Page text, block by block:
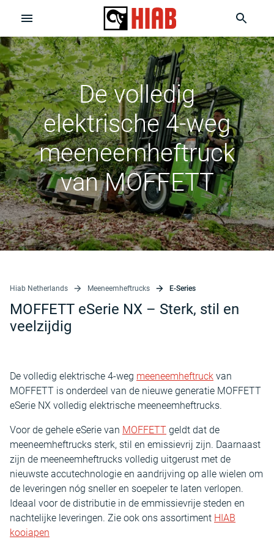
De volledig
elektrische 4-weg
meeneemheftruck
van MOFFETT
Hiab Netherlands Meeneemheftrucks E-Series
MOFFETT eSerie NX – Sterk, stil en
veelzijdig
De volledig elektrische 4-weg meeneemheftruck van
MOFFETT is onderdeel van de nieuwe generatie MOFFETT
eSerie NX volledig elektrische meeneemheftrucks.
Voor de gehele eSerie van MOFFETT geldt dat de
meeneemheftrucks sterk, stil en emissievrij zijn. Daarnaast
zijn de meeneemheftrucks volledig uitgerust met de
nieuwste accutechnologie en aandrijving op alle wielen om
de leveringen nóg sneller en soepeler te laten verlopen.
Ideaal voor de distributie in de emmissievrije steden en
nachtelijke leveringen. Zie ook ons assortiment HIAB
kooiapen